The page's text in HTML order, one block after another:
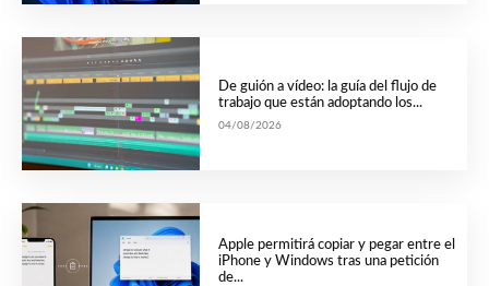
De guión a vídeo: la guía del flujo de
trabajo que están adoptando los...
04/08/2026
Apple permitirá copiar y pegar entre el
iPhone y Windows tras una petición
de...